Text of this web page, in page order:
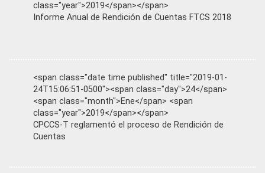
class="year">2019</span></span>
Informe Anual de Rendición de Cuentas FTCS 2018
<span class="date time published" title="2019-01-
24T15:06:51-0500"><span class="day">24</span>
<span class="month">Ene</span> <span
class="year">2019</span></span>
CPCCS-T reglamentó el proceso de Rendición de
Cuentas